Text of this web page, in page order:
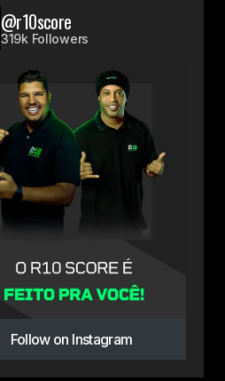
@r10score
319k Followers
Follow on Instagram